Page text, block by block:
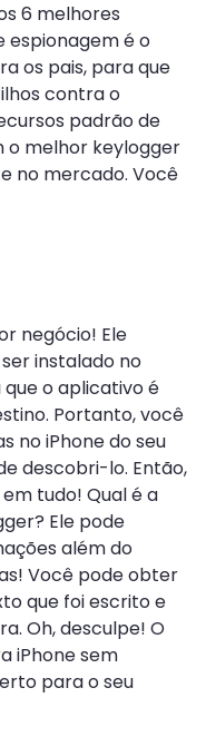
6 melhores
é o
os pais, para que
contra o
padrão de
o melhor keylogger
no mercado. Você
negócio! Ele
instalado no
que o aplicativo é
Portanto, você
no iPhone do seu
descobri-lo. Então,
tudo! Qual é a
Ele pode
além do
Você pode obter
que foi escrito e
Oh, desculpe! O
iPhone sem
para o seu